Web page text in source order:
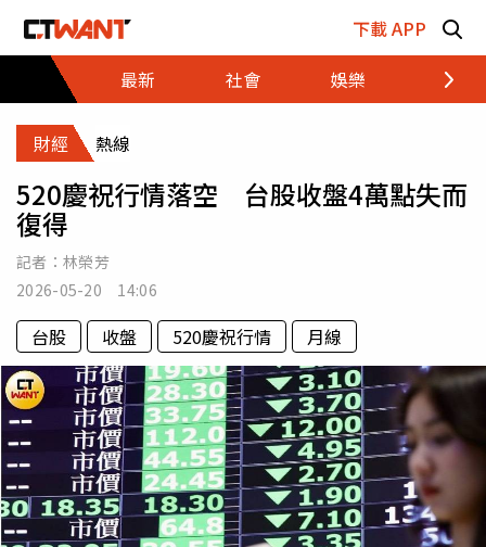
下載 APP
最新
社會 娛樂 財經
財經 熱線
520慶祝行情落空 台股收盤4萬點失而
復得
記者： 林榮芳
2026-05-20 14:06
台股 收盤 520慶祝行情 月線